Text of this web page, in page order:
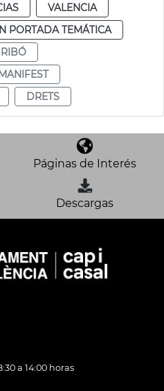
VALENCIA
PORTADA TEMÁTICA
DRETS
Páginas de Interés
Descargas
a 14:00 horas